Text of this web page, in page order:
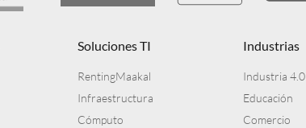
Soluciones TI
RentingMaakal
Infraestructura
Cómputo
Industrias
Industria 4.0
Educación
Comercio